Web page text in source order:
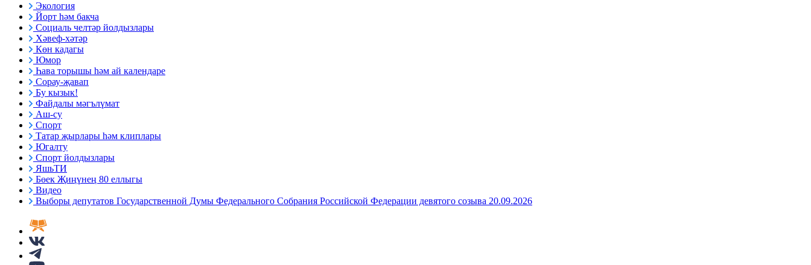
Экология
Йорт һәм бакча
Социаль челтәр йолдызлары
Хәвеф-хәтәр
Көн кадагы
Юмор
Һава торышы һәм ай календаре
Сорау-җавап
Бу кызык!
Файдалы мәгълүмат
Аш-су
Спорт
Татар җырлары һәм клиплары
Югалту
Спорт йолдызлары
ЯшьТИ
Бөек Җиңүнең 80 еллыгы
Видео
Выборы депутатов Государственной Думы Федерального Собрания Российской Федерации девятого созыва 20.09.2026